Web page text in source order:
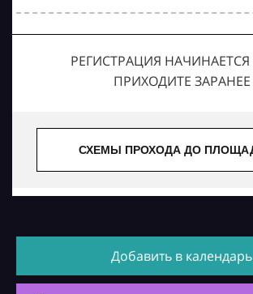
РЕГИСТРАЦИЯ НАЧИНАЕТСЯ
ПРИХОДИТЕ ЗАРАНЕЕ
СХЕМЫ ПРОХОДА ДО
Добавить в календарь